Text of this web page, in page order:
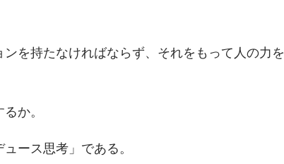
を持たなければならず、それをもって人の力を
か。
ース思考」である。